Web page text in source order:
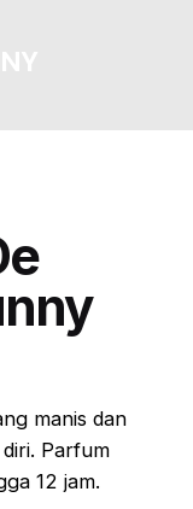
manis dan
Parfum
12 jam.